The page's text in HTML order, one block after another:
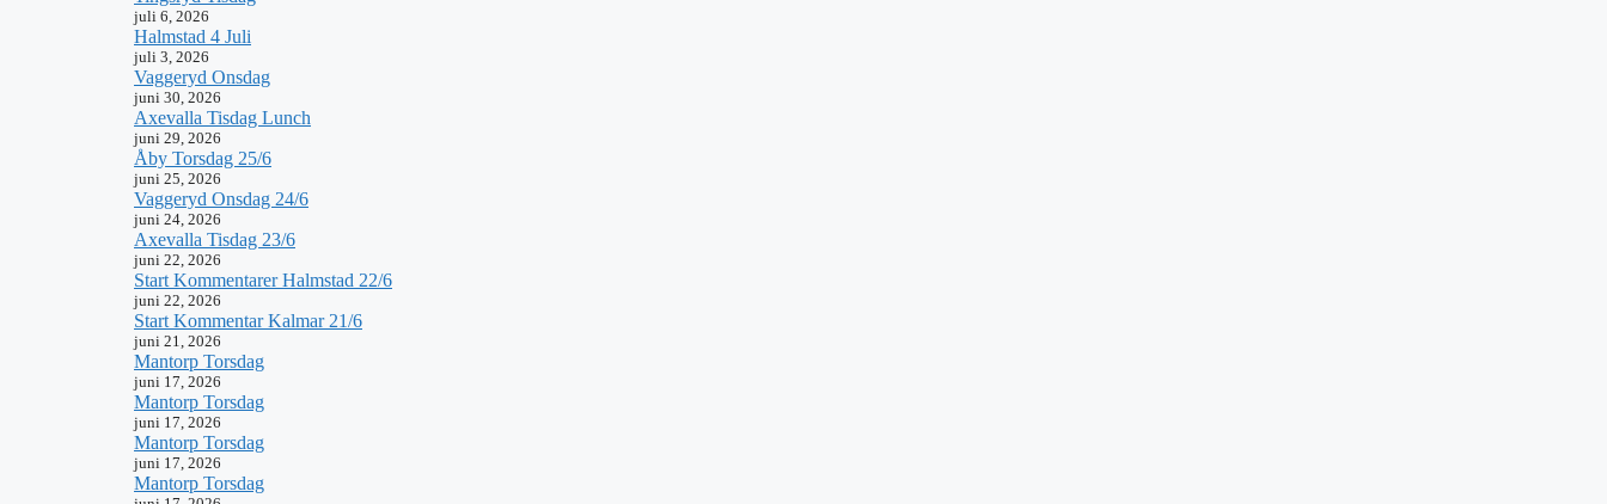
juli 6, 2026
Halmstad 4 Juli
juli 3, 2026
Vaggeryd Onsdag
juni 30, 2026
Axevalla Tisdag Lunch
juni 29, 2026
Åby Torsdag 25/6
juni 25, 2026
Vaggeryd Onsdag 24/6
juni 24, 2026
Axevalla Tisdag 23/6
juni 22, 2026
Start Kommentarer Halmstad 22/6
juni 22, 2026
Start Kommentar Kalmar 21/6
juni 21, 2026
Mantorp Torsdag
juni 17, 2026
Mantorp Torsdag
juni 17, 2026
Mantorp Torsdag
juni 17, 2026
Mantorp Torsdag